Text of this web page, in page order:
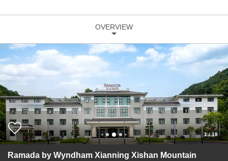
OVERVIEW
1/18
Ramada by Wyndham Xianning Xishan Mountain